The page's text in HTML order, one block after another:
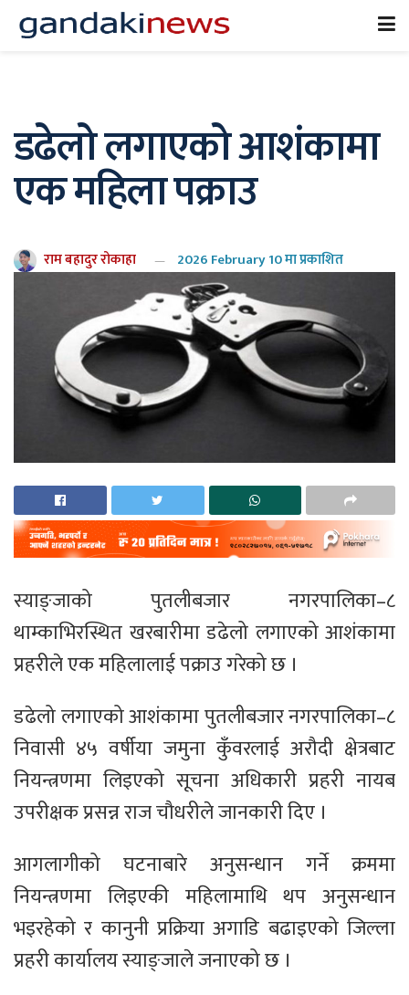
डढेलो लगाएको आशंकामा
एक महिला पक्राउ
राम बहादुर रोकाहा 2026 February 10 मा प्रकाशित
स्याङ्जाको पुतलीबजार नगरपालिका–८
थाम्काभिरस्थित खरबारीमा डढेलो लगाएको आशंकामा
प्रहरीले एक महिलालाई पक्राउ गरेको छ ।
डढेलो लगाएको आशंकामा पुतलीबजार नगरपालिका–८
निवासी ४५ वर्षीया जमुना कुँवरलाई अरौदी क्षेत्रबाट
नियन्त्रणमा लिइएको सूचना अधिकारी प्रहरी नायब
उपरीक्षक प्रसन्न राज चौधरीले जानकारी दिए ।
आगलागीको घटनाबारे अनुसन्धान गर्ने क्रममा
नियन्त्रणमा लिइएकी महिलामाथि थप अनुसन्धान
भइरहेको र कानुनी प्रक्रिया अगाडि बढाइएको जिल्ला
प्रहरी कार्यालय स्याङ्जाले जनाएको छ ।